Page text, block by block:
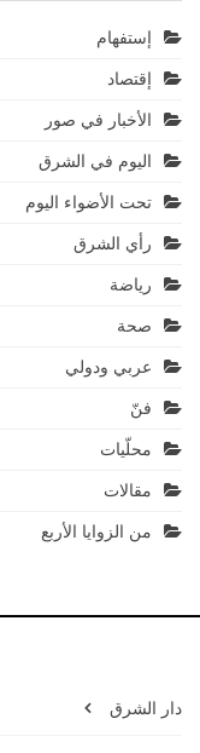
إستفهام
إقتصاد
الأخبار في صور
اليوم في الشرق
تحت الأضواء اليوم
رأي الشرق
رياضة
صحة
عربي ودولي
فنّ
محلّيات
مقالات
من الزوايا الأربع
دار الشرق